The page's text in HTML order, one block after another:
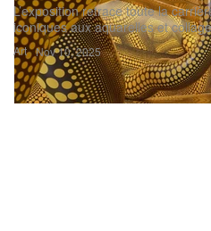
Art
L’exposition retrace toute la
iconiques aux aquarelles et
Nov 10, 2025